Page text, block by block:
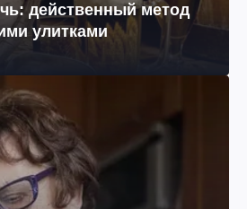
действенный метод
улитками